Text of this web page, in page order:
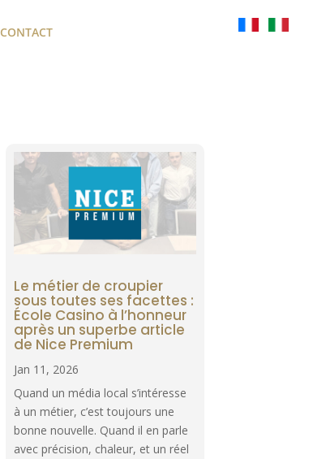
CONTACT
Le métier de croupier
sous toutes ses facettes :
École Casino à l’honneur
après un superbe article
de Nice Premium
Jan 11, 2026
Quand un média local s’intéresse
à un métier, c’est toujours une
bonne nouvelle. Quand il en parle
avec précision, chaleur, et un réel